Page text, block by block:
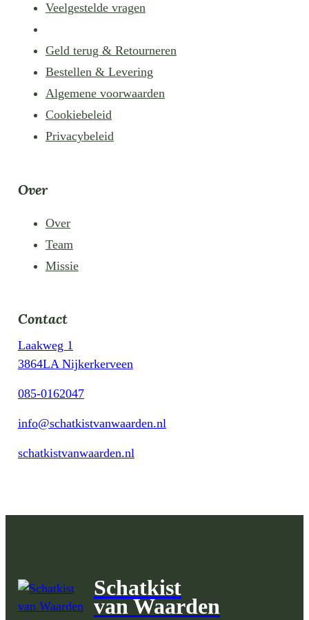
Veelgestelde vragen
Geld terug & Retourneren
Bestellen & Levering
Algemene voorwaarden
Cookiebeleid
Privacybeleid
Over
Over
Team
Missie
Contact
Laakweg 1
3864LA Nijkerkerveen
085-0162047
info@schatkistvanwaarden.nl
schatkistvanwaarden.nl
Schatkist
van Waarden